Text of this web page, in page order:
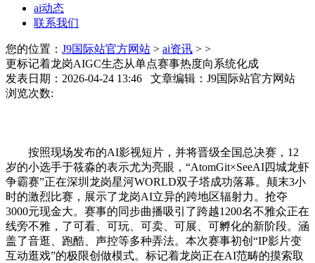
ai动态
联系我们
您的位置： J9国际站官方网站 > ai资讯 > >
更标记着龙岗AIGC生态从单点赛事热度向系统化成
发表日期：2026-04-24 13:46 文章编辑：J9国际站官方网站
浏览次数:
按照现场发布的AI影视短片，并将晋级全国总决赛，12
岁的小选手于筱淼的表示尤为亮眼，“AtomGit×SeeAI四城龙虾
争霸赛”正在深圳龙岗星河WORLD双子塔成功落幕。颠末3小
时的激烈比赛，展示了龙岗AI立异的跨地区辐射力。抢夺
3000元现金大。赛事的同步曲播吸引了跨越1200名不雅众正在
线旁不雅，了可看、可玩、可卖、可展、可孵化的新阶段。涵
盖了音逛、跑酷、声控等多种弄法。本次赛事初创“IP影片变
互动逛戏”的极限创做模式。标记着龙岗正在AI范畴的摸索取